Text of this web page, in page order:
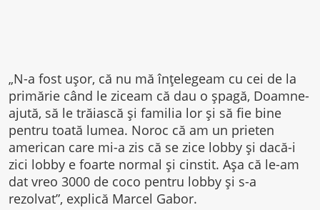
„N-a fost ușor, că nu mă înțelegeam cu cei de la
primărie când le ziceam că dau o șpagă, Doamne-
ajută, să le trăiască și familia lor și să fie bine
pentru toată lumea. Noroc că am un prieten
american care mi-a zis că se zice lobby și dacă-i
zici lobby e foarte normal și cinstit. Așa că le-am
dat vreo 3000 de coco pentru lobby și s-a
rezolvat”, explică Marcel Gabor.